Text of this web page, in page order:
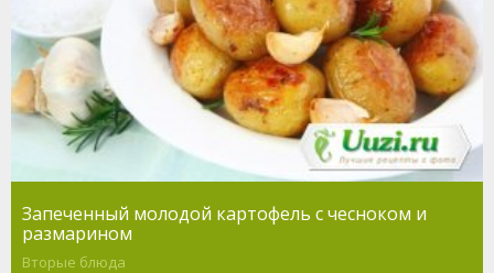
Запеченный молодой картофель с чесноком и
размарином
Вторые блюда